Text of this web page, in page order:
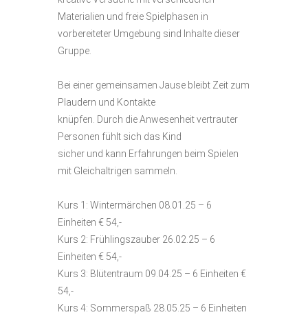
Materialien und freie Spielphasen in
vorbereiteter Umgebung sind Inhalte dieser
Gruppe.
Bei einer gemeinsamen Jause bleibt Zeit zum
Plaudern und Kontakte
knüpfen. Durch die Anwesenheit vertrauter
Personen fühlt sich das Kind
sicher und kann Erfahrungen beim Spielen
mit Gleichaltrigen sammeln.
Kurs 1: Wintermärchen 08.01.25 – 6
Einheiten € 54,-
Kurs 2: Frühlingszauber 26.02.25 – 6
Einheiten € 54,-
Kurs 3: Blütentraum 09.04.25 – 6 Einheiten €
54,-
Kurs 4: Sommerspaß 28.05.25 – 6 Einheiten